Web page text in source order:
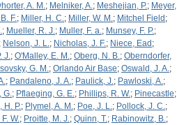
A. M.; Melniker, A.; Meshejian, P.; Meyer,
F.; Miller, H. C.; Miller, W. M.; Mitchel Field ;
; Mueller, R. J.; Muller, F. a.; Munsey, F. P.;
; Nelson, J. L.; Nicholas, J. F.; Niece, Ead ;
J.; O'Malley, E. M.; Oberg, N. B.; Oberndorfer,
G. M.; Orlando Air Base; Oswald, J. A.;
; Pandaleno, J. A.; Paulick, J.; Pawloski, A.;
G.; Pflaeging, G. E.; Phillips, R. W.; Pinecastle;
H. P.; Plymel, A. M.; Poe, J. L.; Pollock, J. C.;
W.; Proitte, M. J.; Quinn, T.; Rabinowitz, B.;